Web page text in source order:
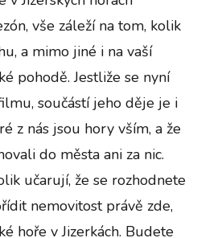
vše záleží na tom, kolik
a mimo jiné i na vaší
pohodě. Jestliže se nyní
součástí jeho děje je i
z nás jsou hory vším, a že
do města ani za nic.
učarují, že se rozhodnete
nemovitost právě zde,
hoře v Jizerkách. Budete